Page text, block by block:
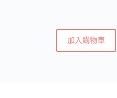
加入購物車